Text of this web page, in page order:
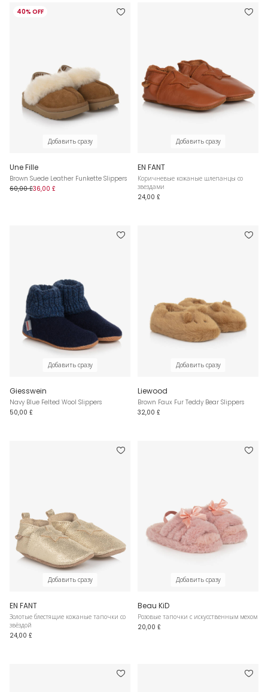
40% OFF
Добавить сразу
Une Fille
Brown Suede Leather Funkette Slippers
60,00 £36,00 £
Добавить сразу
EN FANT
Коричневые кожаные шлепанцы со
звездами
24,00 £
Добавить сразу
Giesswein
Navy Blue Felted Wool Slippers
50,00 £
Добавить сразу
Liewood
Brown Faux Fur Teddy Bear Slippers
32,00 £
Добавить сразу
EN FANT
Золотые блестящие кожаные тапочки со
звёздой
24,00 £
Добавить сразу
Beau KiD
Розовые тапочки с искусственным мехом
20,00 £